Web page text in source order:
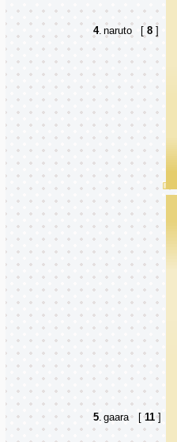
4. naruto [ 8]
5. gaara [11]